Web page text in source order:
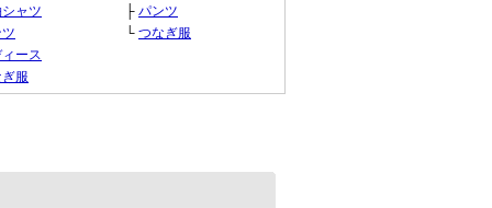
ャツ
ース
服
├ パンツ
└ つなぎ服